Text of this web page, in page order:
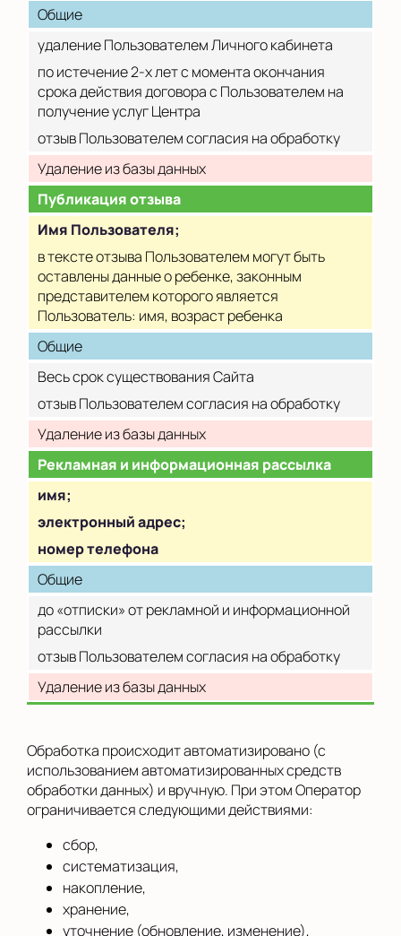
Общие
удаление Пользователем Личного кабинета
по истечение 2-х лет с момента окончания
срока действия договора с Пользователем на
получение услуг Центра
отзыв Пользователем согласия на обработку
Удаление из базы данных
Публикация отзыва
Имя Пользователя;
в тексте отзыва Пользователем могут быть
оставлены данные о ребенке, законным
представителем которого является
Пользователь: имя, возраст ребенка
Общие
Весь срок существования Сайта
отзыв Пользователем согласия на обработку
Удаление из базы данных
Рекламная и информационная рассылка
имя;
электронный адрес;
номер телефона
Общие
до «отписки» от рекламной и информационной
рассылки
отзыв Пользователем согласия на обработку
Удаление из базы данных
Обработка происходит автоматизировано (с
использованием автоматизированных средств
обработки данных) и вручную. При этом Оператор
ограничивается следующими действиями:
сбор,
систематизация,
накопление,
хранение,
уточнение (обновление, изменение),